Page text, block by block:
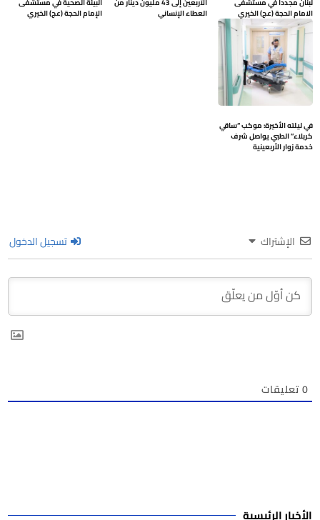
الامام الحجة (عج) الخيري العطاء الإنساني الإمام الحجة (عج) الخيري
في ليلته الأخيرة: موكب “ساقي
كربلاء” الطبي يواصل شرف
خدمة زوار الأربعينية
الإشتراك تسجيل الدخول
0تعليقات
الأخبار الرئيسية